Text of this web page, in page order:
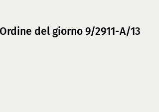
del giorno 9/2911-A/13